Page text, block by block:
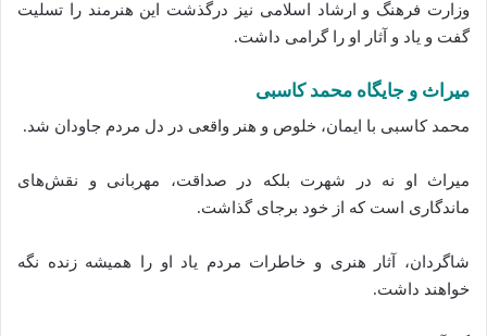
وزارت فرهنگ و ارشاد اسلامی نیز درگذشت این هنرمند را تسلیت
گفت و یاد و آثار او را گرامی داشت.
میراث و جایگاه محمد کاسبی
محمد کاسبی با ایمان، خلوص و هنر واقعی در دل مردم جاودان شد.
میراث او نه در شهرت بلکه در صداقت، مهربانی و نقش‌های
ماندگاری است که از خود برجای گذاشت.
شاگردان، آثار هنری و خاطرات مردم یاد او را همیشه زنده نگه
خواهند داشت.